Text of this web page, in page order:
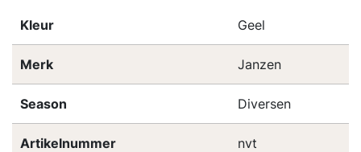
Kleur Geel
Merk Janzen
Season Diversen
Artikelnummer nvt